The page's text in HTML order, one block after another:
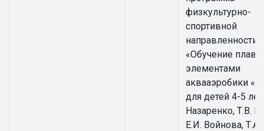
физкультурно-
спортивной
направленности
«Обучение
элементами
аквааэробики
для детей 4-5
Назаренко, Т.В.
Е.И. Войнова, Т.А.